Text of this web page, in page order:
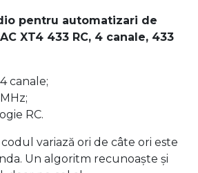
pentru automatizari de
XT4 433 RC, 4 canale, 433
canale;
RC.
variază ori de câte ori este
Un algoritm recunoaște și